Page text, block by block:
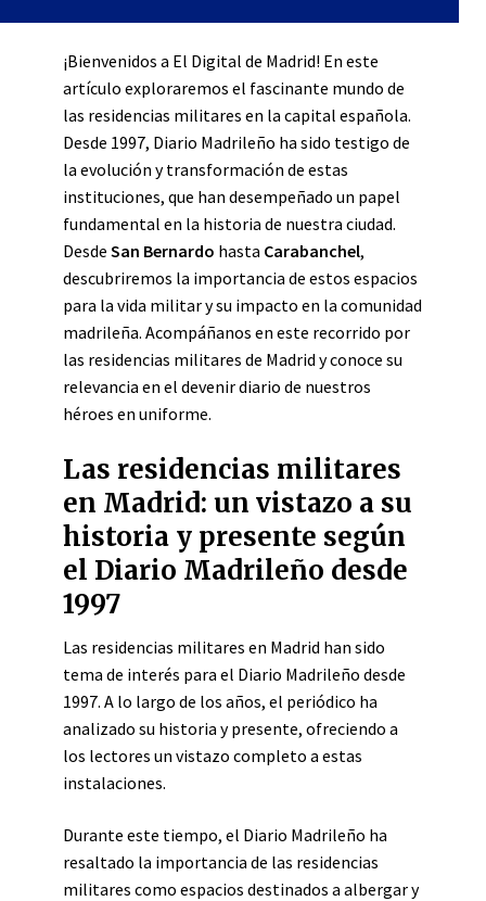
¡Bienvenidos a El Digital de Madrid! En este
artículo exploraremos el fascinante mundo de
las residencias militares en la capital española.
Desde 1997, Diario Madrileño ha sido testigo de
la evolución y transformación de estas
instituciones, que han desempeñado un papel
fundamental en la historia de nuestra ciudad.
Desde San Bernardo hasta Carabanchel,
descubriremos la importancia de estos espacios
para la vida militar y su impacto en la comunidad
madrileña. Acompáñanos en este recorrido por
las residencias militares de Madrid y conoce su
relevancia en el devenir diario de nuestros
héroes en uniforme.
Las residencias militares
en Madrid: un vistazo a su
historia y presente según
el Diario Madrileño desde
1997
Las residencias militares en Madrid han sido
tema de interés para el Diario Madrileño desde
1997. A lo largo de los años, el periódico ha
analizado su historia y presente, ofreciendo a
los lectores un vistazo completo a estas
instalaciones.
Durante este tiempo, el Diario Madrileño ha
resaltado la importancia de las residencias
militares como espacios destinados a albergar y